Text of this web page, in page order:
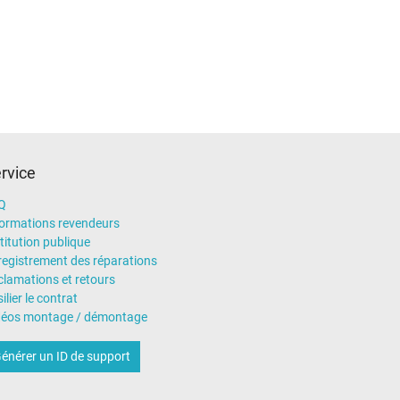
Ihre Vorteile:Vertrauen:
Hersteller DELTA können wir Ihnen den
Damit sind 100% Kompatibilität
24 Monate IPC-Computer Garantie auf alle von
erfüllt.Energieeffizienz:
revendeurs
publique
des réparations
et retours
le contrat
montage / démontage
un ID de support